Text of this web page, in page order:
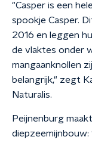
"Casper is een
spookje Casper.
2016 en leggen
de vlaktes onder
mangaanknollen
belangrijk," zegt
Naturalis.
Peijnenburg